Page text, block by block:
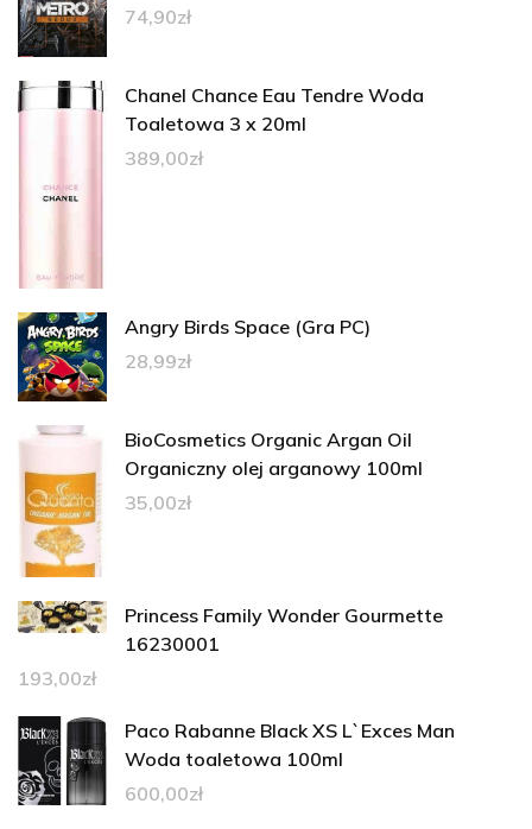
74,90zł
Chanel Chance Eau Tendre Woda
Toaletowa 3 x 20ml
389,00zł
Angry Birds Space (Gra PC)
28,99zł
BioCosmetics Organic Argan Oil
Organiczny olej arganowy 100ml
35,00zł
Princess Family Wonder Gourmette
16230001
193,00zł
Paco Rabanne Black XS L`Exces Man
Woda toaletowa 100ml
600,00zł